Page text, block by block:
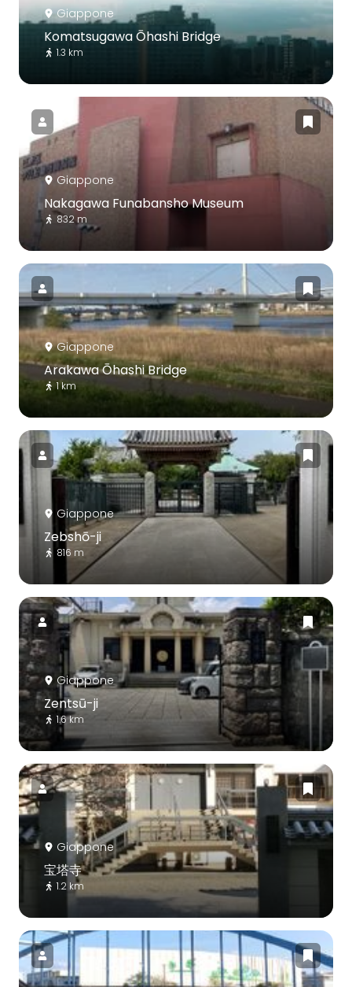
Giappone
Komatsugawa Ōhashi Bridge
1.3 km
Giappone
Nakagawa Funabansho Museum
832 m
Giappone
Arakawa Ōhashi Bridge
1 km
Giappone
Zebshō-ji
816 m
Giappone
Zentsū-ji
1.6 km
Giappone
宝塔寺
1.2 km